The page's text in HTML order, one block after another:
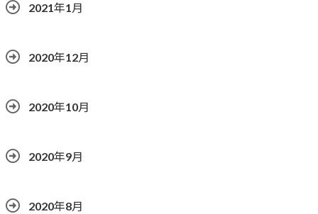
2021年1月
2020年12月
2020年10月
2020年9月
2020年8月